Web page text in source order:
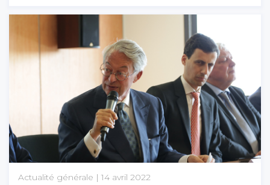
Actualité générale | 14 avril 2022